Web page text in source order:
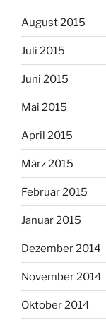
August 2015
Juli 2015
Juni 2015
Mai 2015
April 2015
März 2015
Februar 2015
Januar 2015
Dezember 2014
November 2014
Oktober 2014